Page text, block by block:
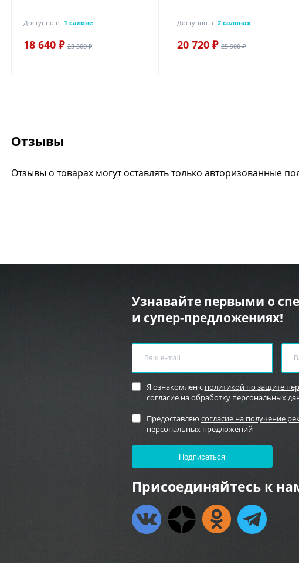
Доступно в 1 салоне
18 640 ₽ 23 300 ₽
Доступно в 2 салонах
20 720 ₽ 25 900 ₽
Отзывы
Отзывы о товарах могут оставлять только авторизованные
Узнавайте первыми о
и супер-предложениях!
Я ознакомлен с политикой по защите
согласиена обработку персональных
Предоставляю согласие на получение
персональных предложений
Присоединяйтесь к